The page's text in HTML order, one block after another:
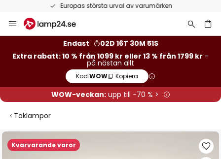
Europas största urval av varumärken
Hoppa
till
Endast
02D 16T 30M 50S
Extra rabatt: 10 % från 1099 kr eller 13 % från 1799 kr -
på nästan allt
Kod:WOW Kopiera
WOW-veckan:upp till -70 % >
Taklampor
Kvarvarande varor
Hoppa
till